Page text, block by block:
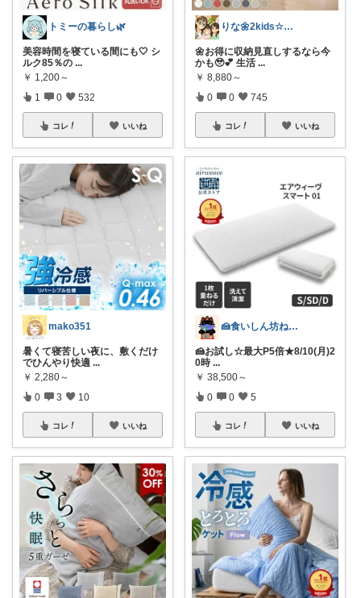
トミーの暮らし🌿
美容時間を寝ている間にも🤍 シ
ルク85％の ...
￥ 1,200～
1 0 532
コレ いいね
mako351
暑くて寝苦しい夜に、敷くだけ
でひんやり快適 ...
￥ 2,280～
0 3 10
コレ いいね
りな🌼2kids☆毎日をちょっと快適に
🌼お得に収納見直しするなら今
かも🥹💕 生活 ...
￥ 8,880～
0 0 745
コレ いいね
🍰食いしん坊ねっこ🍩毎日タロット占い
🍰お試し☆最大P5倍★8/10(月)2
0時 ...
￥ 38,500～
0 0 5
コレ いいね